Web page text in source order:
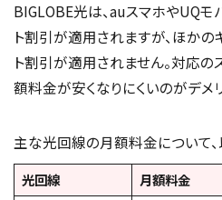
BIGLOBE光は、auスマホやUQモ
ト割引が適用されますが、ほか
ト割引が適用されません。対応の
額料金が安くなりにくいのがデメリ
主な光回線の月額料金について、
光回線 月額料金